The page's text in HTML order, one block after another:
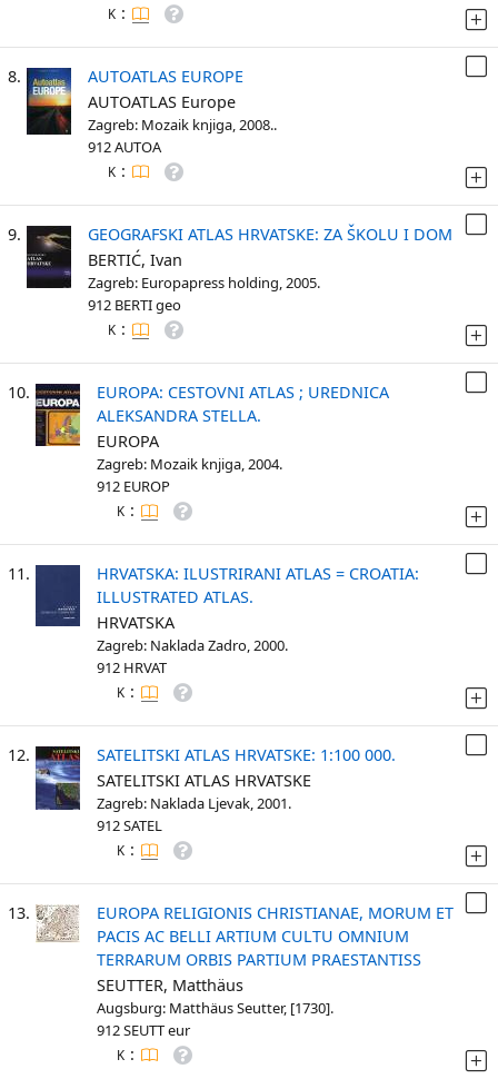
K :
8.
AUTOATLAS EUROPE
AUTOATLAS Europe
Zagreb: Mozaik knjiga, 2008..
912 AUTOA
K :
9.
GEOGRAFSKI ATLAS HRVATSKE: ZA ŠKOLU I DOM
BERTIĆ, Ivan
Zagreb: Europapress holding, 2005.
912 BERTI geo
K :
10.
EUROPA: CESTOVNI ATLAS ; UREDNICA
ALEKSANDRA STELLA.
EUROPA
Zagreb: Mozaik knjiga, 2004.
912 EUROP
K :
11.
HRVATSKA: ILUSTRIRANI ATLAS = CROATIA:
ILLUSTRATED ATLAS.
HRVATSKA
Zagreb: Naklada Zadro, 2000.
912 HRVAT
K :
12.
SATELITSKI ATLAS HRVATSKE: 1:100 000.
SATELITSKI ATLAS HRVATSKE
Zagreb: Naklada Ljevak, 2001.
912 SATEL
K :
13.
EUROPA RELIGIONIS CHRISTIANAE, MORUM ET
PACIS AC BELLI ARTIUM CULTU OMNIUM
TERRARUM ORBIS PARTIUM PRAESTANTISS
SEUTTER, Matthäus
Augsburg: Matthäus Seutter, [1730].
912 SEUTT eur
K :